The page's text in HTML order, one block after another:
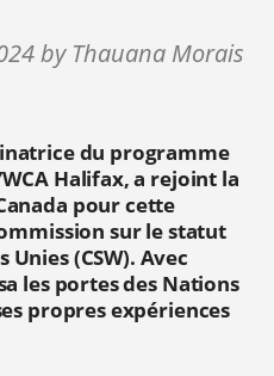
by Thauana Morais
du programme
Halifax, a rejoint la
pour cette
sur le statut
(CSW). Avec
les portes des Nations
propres expériences